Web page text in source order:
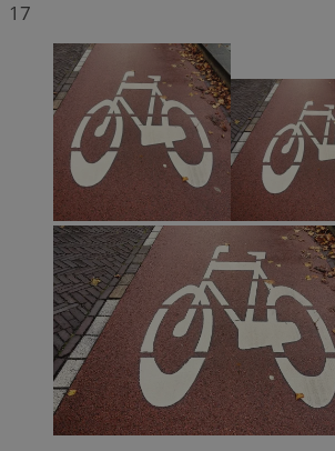
17